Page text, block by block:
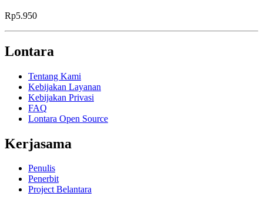
Rp5.950
Lontara
Tentang Kami
Kebijakan Layanan
Kebijakan Privasi
FAQ
Lontara Open Source
Kerjasama
Penulis
Penerbit
Project Belantara